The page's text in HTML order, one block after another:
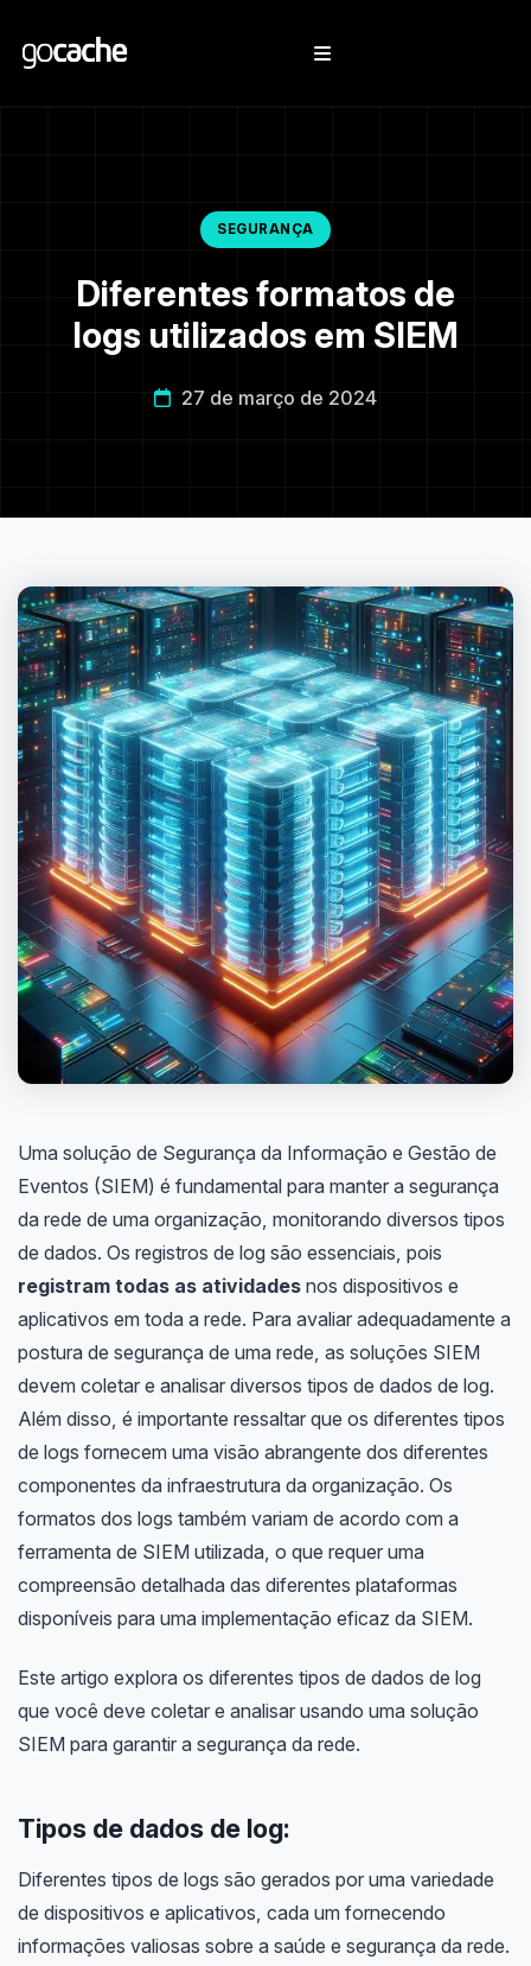
SEGURANÇA
Diferentes formatos de
logs utilizados em SIEM
27 de março de 2024
Uma solução de Segurança da Informação e Gestão de
Eventos (SIEM) é fundamental para manter a segurança
da rede de uma organização, monitorando diversos tipos
de dados. Os registros de log são essenciais, pois
registram todas as atividadesnos dispositivos e
aplicativos em toda a rede. Para avaliar adequadamente a
postura de segurança de uma rede, as soluções SIEM
devem coletar e analisar diversos tipos de dados de log.
Além disso, é importante ressaltar que os diferentes tipos
de logs fornecem uma visão abrangente dos diferentes
componentes da infraestrutura da organização. Os
formatos dos logs também variam de acordo com a
ferramenta de SIEM utilizada, o que requer uma
compreensão detalhada das diferentes plataformas
disponíveis para uma implementação eficaz da SIEM.
Este artigo explora os diferentes tipos de dados de log
que você deve coletar e analisar usando uma solução
SIEM para garantir a segurança da rede.
Tipos de dados de log:
Diferentes tipos de logs são gerados por uma variedade
de dispositivos e aplicativos, cada um fornecendo
informações valiosas sobre a saúde e segurança da rede.